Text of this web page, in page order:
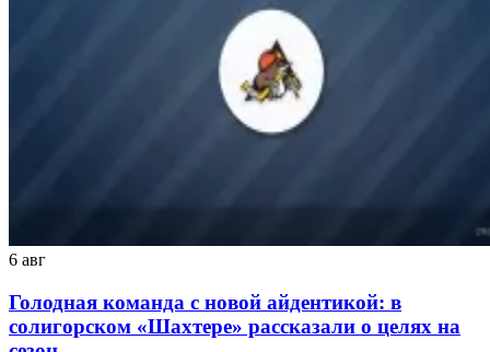
6 авг
Голодная команда с новой айдентикой: в
солигорском «Шахтере» рассказали о целях на